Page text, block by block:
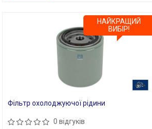
Фільтр охолоджуючої рідини
0 відгуків
НАЙКРАЩИЙ
ВИБІР!